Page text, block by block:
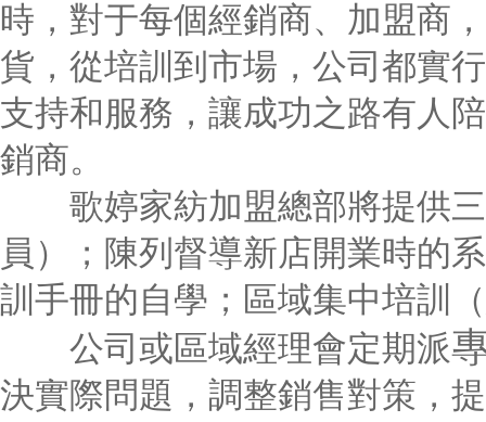
時，對于每個經銷商、加盟商
貨，從培訓到市場，公司都實
支持和服務，讓成功之路有人
銷商。
歌婷家紡加盟總部將提供三
員）；陳列督導新店開業時的
訓手冊的自學；區域集中培訓
公司或區域經理會定期派
決實際問題，調整銷售對策，